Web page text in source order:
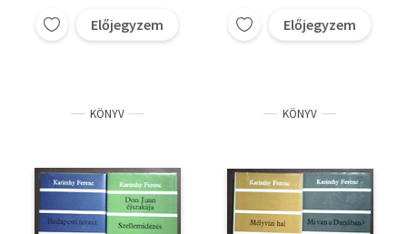
Előjegyzem Előjegyzem
KÖNYV KÖNYV